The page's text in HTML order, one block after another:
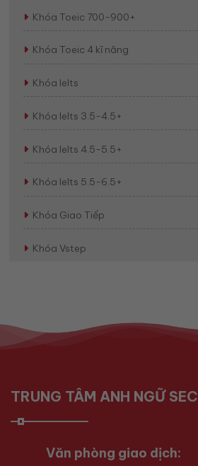
Khóa Toeic 700-900+
Khóa Toeic 4 kĩ năng
Khóa Ielts
Khóa Ielts 3.5-4.5+
Khóa Ielts 4.5-5.5+
Khóa Ielts 5.5-6.5+
Khóa Giao Tiếp
Khóa Vstep
TRUNG TÂM ANH NGỮ SEC
Văn phòng giao dịch: